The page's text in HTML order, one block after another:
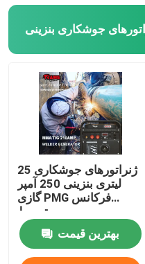
جوشکاری بنزینی
ژنراتورهای جوشکاری 25
لیتری بنزینی 250 آمپر
گازی PMG فرکانس
متوسط
بهترین قیمت